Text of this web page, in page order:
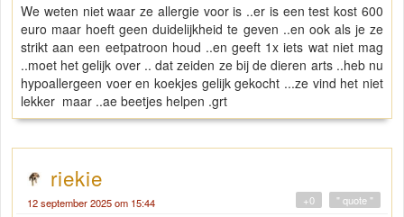
We weten niet waar ze allergie voor is ..er is een test kost 600
euro maar hoeft geen duidelijkheid te geven ..en ook als je ze
strikt aan een eetpatroon houd ..en geeft 1x iets wat niet mag
..moet het gelijk over .. dat zeiden ze bij de dieren arts ..heb nu
hypoallergeen voer en koekjes gelijk gekocht ...ze vind het niet
lekker maar ..ae beetjes helpen .grt
riekie
12 september 2025 om 15:44 " quote "
+0